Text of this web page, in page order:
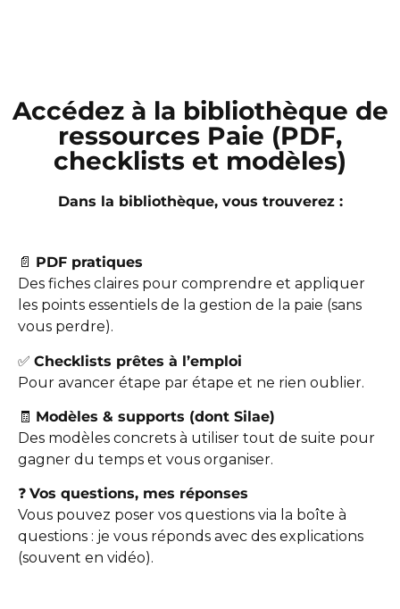
Accédez à la bibliothèque de
ressources Paie (PDF,
checklists et modèles)
Dans la bibliothèque, vous trouverez :
📄 PDF pratiques
Des fiches claires pour comprendre et appliquer
les points essentiels de la gestion de la paie (sans
vous perdre).
✅ Checklists prêtes à l’emploi
Pour avancer étape par étape et ne rien oublier.
🧾 Modèles & supports (dont Silae)
Des modèles concrets à utiliser tout de suite pour
gagner du temps et vous organiser.
❓ Vos questions, mes réponses
Vous pouvez poser vos questions via la boîte à
questions : je vous réponds avec des explications
(souvent en vidéo).